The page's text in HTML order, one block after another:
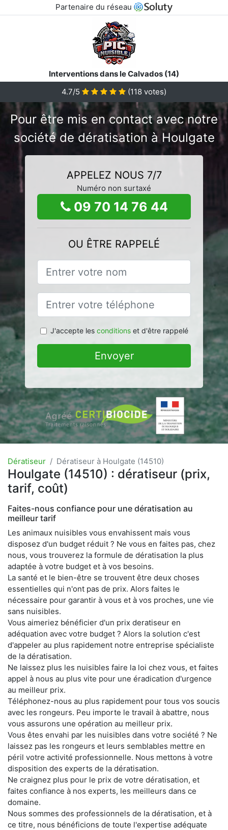
Partenaire du réseau
Interventions dans le Calvados (14)
4.7/5
(118 votes)
Pour être mis en contact avec notre
société de dératisation à Houlgate
APPELEZ NOUS 7/7
Numéro non surtaxé
09 70 14 76 44
OU ÊTRE RAPPELÉ
J'accepte les conditionset d'être rappelé
Envoyer
Dératiseur Dératiseur à Houlgate (14510)
Houlgate (14510) : dératiseur (prix,
tarif, coût)
Faites-nous confiance pour une dératisation au
meilleur tarif
Les animaux nuisibles vous envahissent mais vous
disposez d'un budget réduit ? Ne vous en faites pas, chez
nous, vous trouverez la formule de dératisation la plus
adaptée à votre budget et à vos besoins.
La santé et le bien-être se trouvent être deux choses
essentielles qui n'ont pas de prix. Alors faites le
nécessaire pour garantir à vous et à vos proches, une vie
sans nuisibles.
Vous aimeriez bénéficier d'un prix deratiseur en
adéquation avec votre budget ? Alors la solution c'est
d'appeler au plus rapidement notre entreprise spécialiste
de la dératisation.
Ne laissez plus les nuisibles faire la loi chez vous, et faites
appel à nous au plus vite pour une éradication d'urgence
au meilleur prix.
Téléphonez-nous au plus rapidement pour tous vos soucis
avec les rongeurs. Peu importe le travail à abattre, nous
vous assurons une opération au meilleur prix.
Vous êtes envahi par les nuisibles dans votre société ? Ne
laissez pas les rongeurs et leurs semblables mettre en
péril votre activité professionnelle. Nous mettons à votre
disposition des experts de la dératisation.
Ne craignez plus pour le prix de votre dératisation, et
faites confiance à nos experts, les meilleurs dans ce
domaine.
Nous sommes des professionnels de la dératisation, et à
ce titre, nous bénéficions de toute l'expertise adéquate